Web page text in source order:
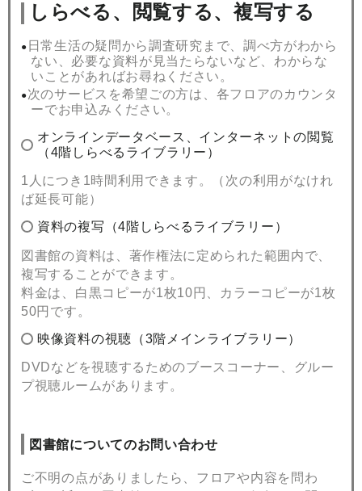
しらべる、 閲覧する、複写する
日常生活の疑問から調査研究まで、調べ方がわから
ない、必要な資料が見当たらないなど、わからな
いことがあればお尋ねください。
次のサービスを希望ごの方は、各フロアのカウンタ
ーでお申込みください。
オンラインデータベース、インターネットの閲覧
（4階しらべるライブラリー）
1人につき1時間利用できます。（次の利用がなけれ
ば延長可能）
資料の複写（4階しらべるライブラリー）
図書館の資料は、著作権法に定められた範囲内で、
複写することができます。
料金は、白黒コピーが1枚10円、カラーコピーが1枚
50円です。
映像資料の視聴（3階メインライブラリー）
DVDなどを視聴するためのブースコーナー、グルー
プ視聴ルームがあります。
図書館についてのお問い合わせ
ご不明の点がありましたら、フロアや内容を問わ